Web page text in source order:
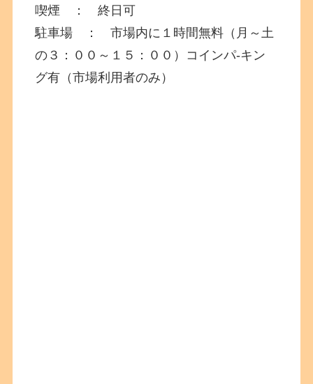
喫煙 ： 終日可
駐車場 ： 市場内に１時間無料（月～土
の３：００～１５：００）コインパ-キン
グ有（市場利用者のみ）